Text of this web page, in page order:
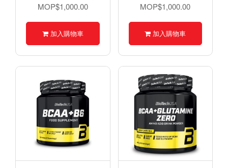
MOP$1,000.00
加入購物車
MOP$1,000.00
加入購物車